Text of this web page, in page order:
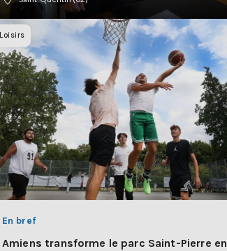
Loisirs
En bref
Amiens transforme le parc Saint-Pierre en